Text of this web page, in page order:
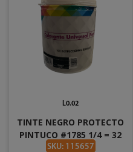
TINTE NEGRO PROTECTO
PINTUCO #1785 1/4 = 32
ONZAS
SKU: 115657
L0.02